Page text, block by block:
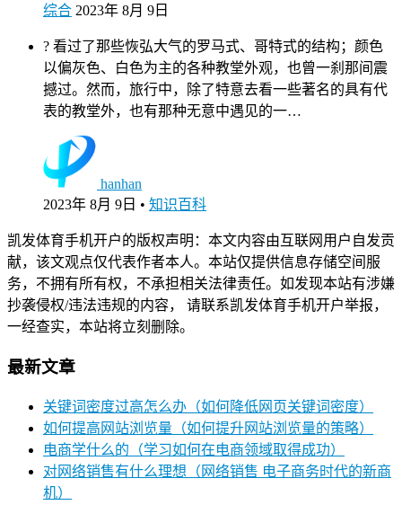
综合 2023年 8月 9日
? 看过了那些恢弘大气的罗马式、哥特式的结构；颜色
以偏灰色、白色为主的各种教堂外观，也曾一刹那间震
撼过。然而，旅行中，除了特意去看一些著名的具有代
表的教堂外，也有那种无意中遇见的一…
hanhan
2023年 8月 9日 • 知识百科
凯发体育手机开户的版权声明：本文内容由互联网用户自发贡
献，该文观点仅代表作者本人。本站仅提供信息存储空间服
务，不拥有所有权，不承担相关法律责任。如发现本站有涉嫌
抄袭侵权/违法违规的内容， 请联系凯发体育手机开户举报，
一经查实，本站将立刻删除。
最新文章
关键词密度过高怎么办（如何降低网页关键词密度）
如何提高网站浏览量（如何提升网站浏览量的策略）
电商学什么的（学习如何在电商领域取得成功）
对网络销售有什么理想（网络销售 电子商务时代的新商
机）